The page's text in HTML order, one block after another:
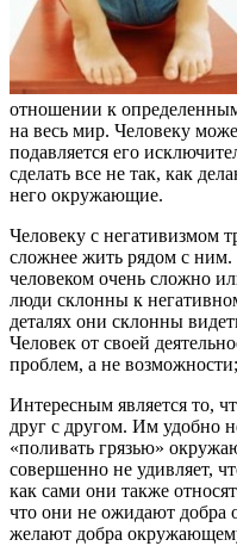
отношении к
на весь мир. Человеку
подавляется его
сделать все не так, как
него окружающие.
Человеку с негативизмом
сложнее жить рядом с
человеком очень сложно
люди склонны к
деталях они склонны
Человек от своей
проблем, а не
Интересным является то,
друг с другом. Им удобно
«поливать грязью»
совершенно не удивляет,
как сами они также
что они не ожидают добра
желают добра